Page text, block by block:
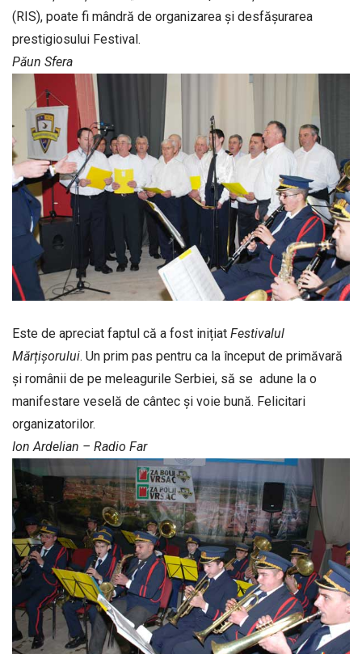
(RIS), poate fi mândră de organizarea și desfășurarea
prestigiosului Festival.
Păun Sfera
Este de apreciat faptul că a fost inițiat Festivalul
Mărțișorului. Un prim pas pentru ca la început de primăvară
și românii de pe meleagurile Serbiei, să se adune la o
manifestare veselă de cântec și voie bună. Felicitari
organizatorilor.
Ion Ardelian – Radio Far